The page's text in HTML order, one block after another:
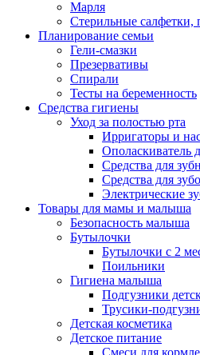
Марля
Стерильные салфетки,
Планирование семьи
Гели-смазки
Презервативы
Спирали
Тесты на беременность
Средства гигиены
Уход за полостью рта
Ирригаторы и
Ополаскиватель
Средства для
Средства для
Электрические
Товары для мамы и малыша
Безопасность малыша
Бутылочки
Бутылочки с 2
Поильники
Гигиена малыша
Подгузники
Трусики-
Детская косметика
Детское питание
Смеси для